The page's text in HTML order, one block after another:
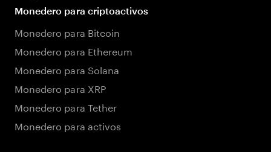
Monedero para criptoactivos
Monedero para Bitcoin
Monedero para Ethereum
Monedero para Solana
Monedero para XRP
Monedero para Tether
Monedero para activos